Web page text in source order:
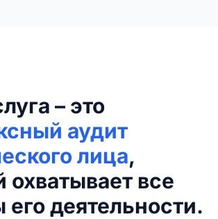
– это
аудит
лица,
охватывает все
его деятельности.